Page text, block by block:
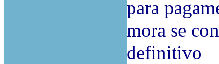
para
mora se
definitivo